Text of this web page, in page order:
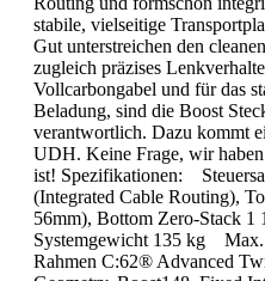
stabile, vielseitige
Gut unterstreichen den
zugleich präzises
Vollcarbongabel und für das
Beladung, sind die Boost
verantwortlich. Dazu kommt
UDH. Keine Frage, wir
ist! Spezifikationen:
(Integrated Cable Routing),
56mm), Bottom Zero-Stack
Systemgewicht 135 kg
Rahmen C:62® Advanced